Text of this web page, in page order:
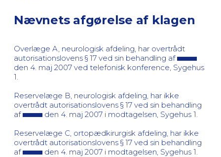
Nævnets afgørelse af klagen
Overlæge A, neurologisk afdeling, har overtrådt
autorisationslovens § 17 ved sin behandling af
den 4. maj 2007 ved telefonisk konference, Sygehus
1.
Reservelæge B, neurologisk afdeling, har ikke
overtrådt autorisationslovens § 17 ved sin behandling
af
den 4. maj 2007 i modtagelsen, Sygehus 1.
Reservelæge C, ortopædkirurgisk afdeling, har ikke
overtrådt autorisationslovens § 17 ved sin behandling
af
den 4. maj 2007 i modtagelsen, Sygehus 1.